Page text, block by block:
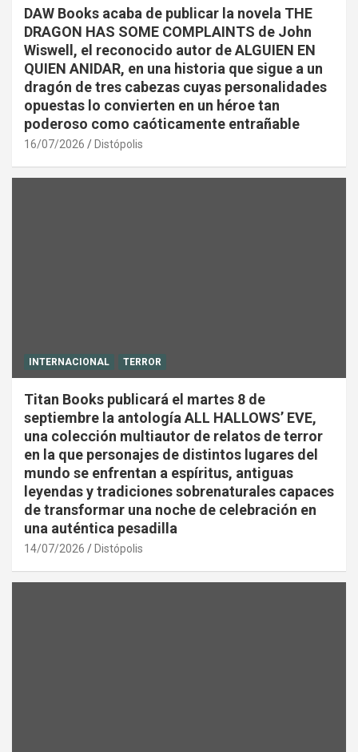
DAW Books acaba de publicar la novela THE
DRAGON HAS SOME COMPLAINTS de John
Wiswell, el reconocido autor de ALGUIEN EN
QUIEN ANIDAR, en una historia que sigue a un
dragón de tres cabezas cuyas personalidades
opuestas lo convierten en un héroe tan
poderoso como caóticamente entrañable
16/07/2026 Distópolis
INTERNACIONAL TERROR
Titan Books publicará el martes 8 de
septiembre la antología ALL HALLOWS’ EVE,
una colección multiautor de relatos de terror
en la que personajes de distintos lugares del
mundo se enfrentan a espíritus, antiguas
leyendas y tradiciones sobrenaturales capaces
de transformar una noche de celebración en
una auténtica pesadilla
14/07/2026 Distópolis